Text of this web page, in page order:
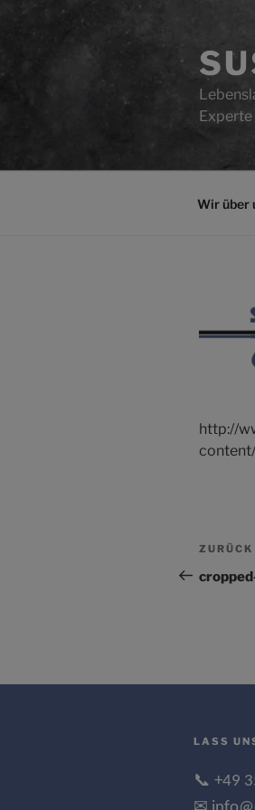
Wir über
http://
Beitrag
ZURÜCK
LASS
📞 +49